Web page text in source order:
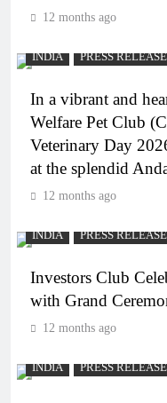
12 months ago
INDIA PRESS RELEASE
In a vibrant and
Welfare Pet Club
Veterinary Day
at the splendid
12 months ago
INDIA PRESS RELEASE
Investors Club
with Grand
12 months ago
INDIA PRESS RELEASE